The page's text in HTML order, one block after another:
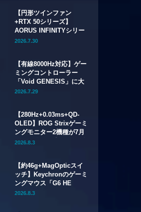
【円形ツインファン
+RTX 50シリーズ】
AORUS INFINITYシリー
ズのグラフィックボード4
ミアムデザインを採用
2026.7.30
【有線8000Hz対応】ゲー
ミングコントローラー
「Void GENESIS」に大
型アップデートv3.00が配
ウザ化も
2026.7.29
【280Hz+0.03ms+QD-
OLED】ROG Strixゲーミ
ングモニター2機種が7月
24日（金）発売——34型
2026.8.3
【約46g+MagOpticスイ
ッチ】Keychronのゲーミ
ングマウス「G6 HE
UltraLight」が7月28日
2026.8.3